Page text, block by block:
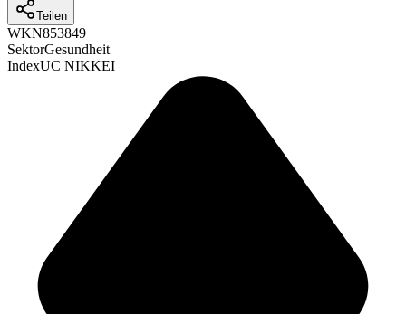
Teilen
WKN853849
SektorGesundheit
IndexUC NIKKEI